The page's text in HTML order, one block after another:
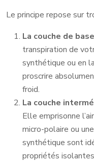
Le principe repose sur
La couche de
transpiration de
synthétique ou en
proscrire
froid.
La couche
Elle emprisonne
micro-polaire ou
synthétique sont
propriétés